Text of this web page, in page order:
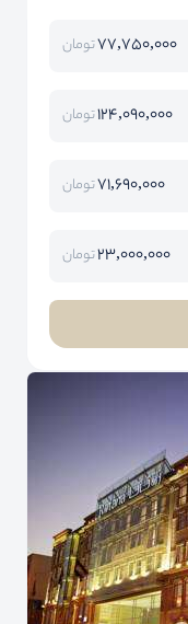
77,750,000تومان
124,090,000تومان
71,690,000تومان
23,000,000تومان